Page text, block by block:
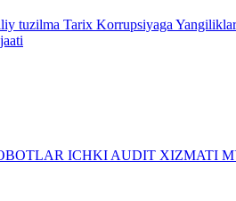
tuzilma Tarix Korrupsiyaga
ICHKI AUDIT XIZMATI